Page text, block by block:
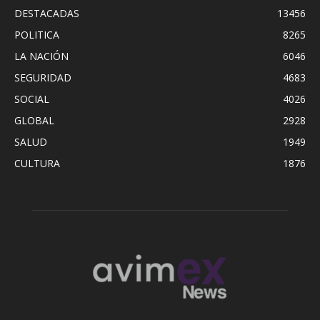
DESTACADAS
13456
POLITICA
8265
LA NACIÓN
6046
SEGURIDAD
4683
SOCIAL
4026
GLOBAL
2928
SALUD
1949
CULTURA
1876